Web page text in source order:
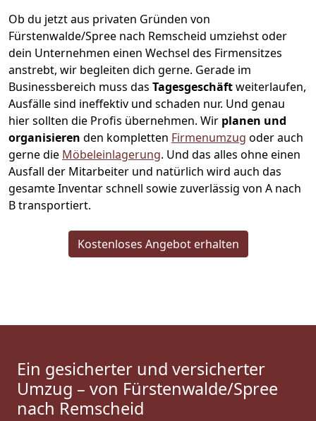
Ob du jetzt aus privaten Gründen von
Fürstenwalde/Spree nach Remscheid umziehst oder
dein Unternehmen einen Wechsel des Firmensitzes
anstrebt, wir begleiten dich gerne. Gerade im
Businessbereich muss das Tagesgeschäftweiterlaufen,
Ausfälle sind ineffektiv und schaden nur. Und genau
hier sollten die Profis übernehmen. Wir planen und
organisieren den kompletten Firmenumzug oder auch
gerne die Möbeleinlagerung. Und das alles ohne einen
Ausfall der Mitarbeiter und natürlich wird auch das
gesamte Inventar schnell sowie zuverlässig von A nach
B transportiert.
Kostenloses Angebot erhalten
Ein gesicherter und versicherter
Umzug – von Fürstenwalde/Spree
nach Remscheid